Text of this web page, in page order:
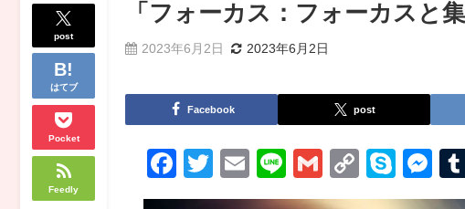
post
はてブ
Pocket
Feedly
「フォーカス：フォーカスと
2023年6月2日 2023年6月2日
Facebook post
Facebook
Twitter
EmailLineGmailCopy
Link